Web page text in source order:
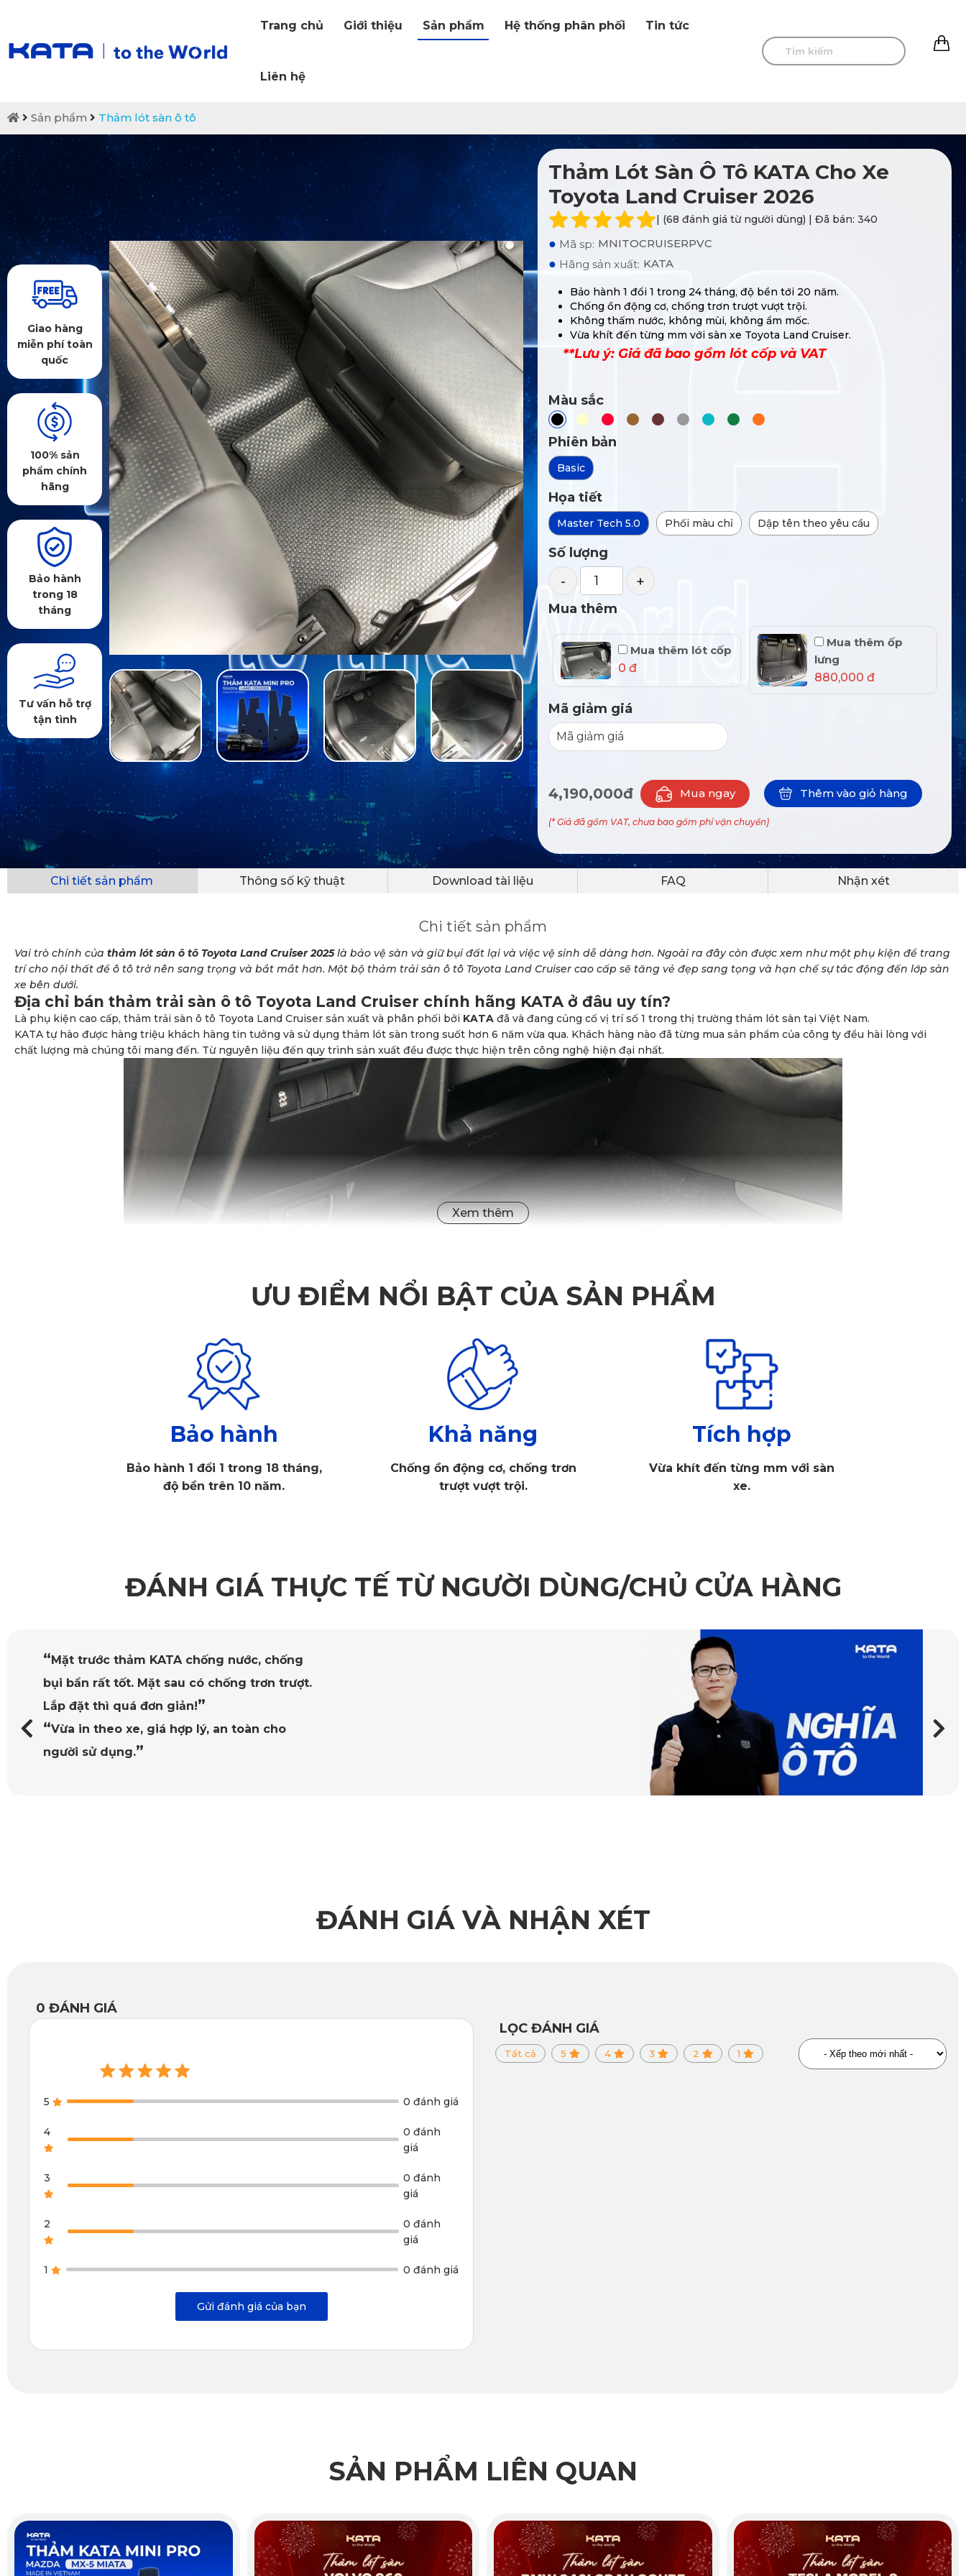
Trang chủ Giới thiệu Sản phẩm Hệ thống phân phối Tin tức
Liên hệ
Sản phẩm Thảm lót sàn ô tô
Giao hàng
miễn phí toàn
quốc
100% sản
phẩm chính
hãng
Bảo hành
trong 18
tháng
Tư vấn hỗ trợ
tận tình
Thảm Lót Sàn Ô Tô KATA Cho Xe
Toyota Land Cruiser 2026
| (68 đánh giá từ người dùng) | Đã bán: 340
● Mã sp: MNITOCRUISERPVC
● Hãng sản xuất: KATA
Bảo hành 1 đổi 1 trong 24 tháng, độ bền tới 20 năm.
Chống ồn động cơ, chống trơn trượt vượt trội.
Không thấm nước, không mùi, không ẩm mốc.
Vừa khít đến từng mm với sàn xe Toyota Land Cruiser.
**Lưu ý: Giá đã bao gồm lót cốp và VAT
Màu sắc
Phiên bản
Basic
Họa tiết
Master Tech 5.0 Phối màu chỉ Dập tên theo yêu cầu
Số lượng
- +
Mua thêm
Mua thêm lót cốp
0 đ
Mua thêm ốp
lưng
880,000 đ
Mã giảm giá
4,190,000đ Mua ngay Thêm vào giỏ hàng
(* Giá đã gồm VAT, chưa bao gồm phí vận chuyển)
Chi tiết sản phẩm Thông số kỹ thuật Download tài liệu FAQ Nhận xét
Chi tiết sản phẩm
Vai trò chính của thảm lót sàn ô tô Toyota Land Cruiser 2025là bảo vệ sàn và giữ bụi đất lại và việc vệ sinh dễ dàng hơn. Ngoài ra đây còn được xem như một phụ kiện để trang
trí cho nội thất để ô tô trở nên sang trọng và bắt mắt hơn. Một bộ thảm trải sàn ô tô Toyota Land Cruiser cao cấp sẽ tăng vẻ đẹp sang tọng và hạn chế sự tác động đến lớp sàn
xe bên dưới.
Địa chỉ bán thảm trải sàn ô tô Toyota Land Cruiser chính hãng KATA ở đâu uy tín?
Là phụ kiện cao cấp, thảm trải sàn ô tô Toyota Land Cruiser sản xuất và phân phối bởi KATA đã và đang củng cố vị trí số 1 trong thị trường thảm lót sàn tại Việt Nam.
KATA tự hào được hàng triệu khách hàng tin tưởng và sử dụng thảm lót sàn trong suốt hơn 6 năm vừa qua. Khách hàng nào đã từng mua sản phẩm của công ty đều hài lòng với
chất lượng mà chúng tôi mang đến. Từ nguyên liệu đến quy trình sản xuất đều được thực hiện trên công nghệ hiện đại nhất.
ƯU ĐIỂM NỔI BẬT CỦA SẢN PHẨM
Bảo hành
Bảo hành 1 đổi 1 trong 18 tháng,
độ bền trên 10 năm.
Khả năng
Chống ồn động cơ, chống trơn
trượt vượt trội.
Tích hợp
Vừa khít đến từng mm với sàn
xe.
ĐÁNH GIÁ THỰC TẾ TỪ NGƯỜI DÙNG/CHỦ CỬA HÀNG
“ Mặt trước thảm KATA chống nước, chống
bụi bẩn rất tốt. Mặt sau có chống trơn trượt.
Lắp đặt thì quá đơn giản!”
“Vừa in theo xe, giá hợp lý, an toàn cho
người sử dụng.”
ĐÁNH GIÁ VÀ NHẬN XÉT
0 ĐÁNH GIÁ
5 0 đánh giá
4
0 đánh
giá
3
0 đánh
giá
2
0 đánh
giá
1 0 đánh giá
Gửi đánh giá của bạn
LỌC ĐÁNH GIÁ
Tất cả 5 4 3 2 1
SẢN PHẨM LIÊN QUAN